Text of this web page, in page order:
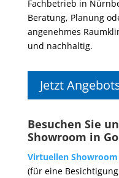
Fachbetrieb in
Beratung, Planung
angenehmes
und nachhaltig.
Jetzt
Besuchen Sie
Showroom in
Virtuellen
(für eine